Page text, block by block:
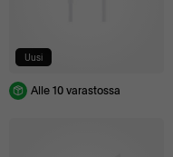
Uusi
Alle 10 varastossa